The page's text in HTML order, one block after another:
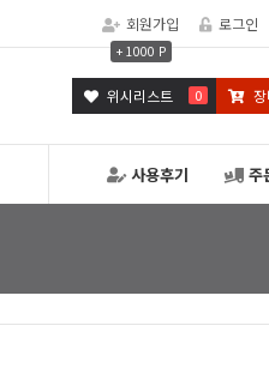
회원가입
+ 1000 P
로그인
위시리스트 0
주
사용후기